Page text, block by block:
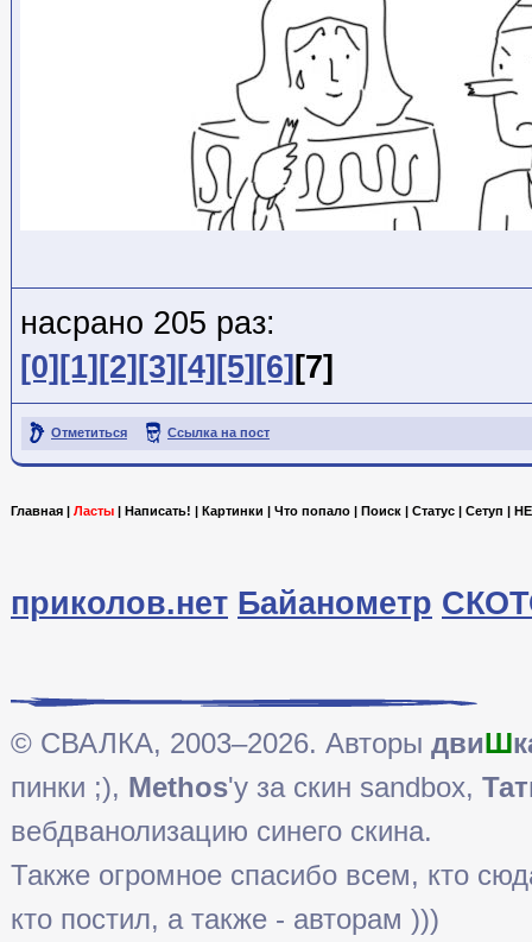
насрано 205 раз:
[0] [1] [2] [3] [4] [5] [6] [7]
Отметиться Ссылка на пост
Главная | Ласты | Написать! | Картинки | Что попало | Поиск | Статус | Сетуп |
приколов.нет Байанометр
© СВАЛКА, 2003–2026. Авторы двиШ
пинки ;), Methos'у за скин sandbox,
вебдванолизацию синего скина.
Также огромное спасибо всем, кто
кто постил, а также - авторам )))